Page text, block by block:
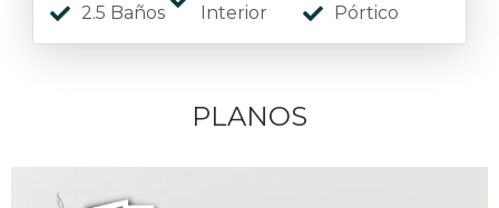
2.5 Baños
Interior
Pórtico
PLANOS